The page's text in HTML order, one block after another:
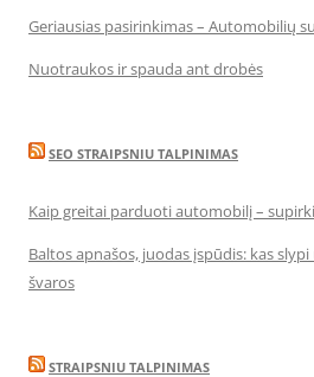
Geriausias pasirinkimas – Automobilių
Nuotraukos ir spauda ant drobės
SEO STRAIPSNIU TALPINIMAS
Kaip greitai parduoti automobilį –
Baltos apnašos, juodas įspūdis: kas
švaros
STRAIPSNIU TALPINIMAS